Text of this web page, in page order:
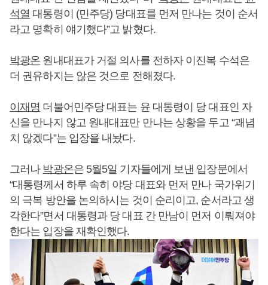
석열 대통령이 (민주당) 당대표를 먼저 만나는 것이 순서
라고 명확히 얘기했다”고 밝혔다.
박광온 원내대표가 거절 의사를 전하자 이진복 수석은
더 권유하지는 않은 것으로 전해졌다.
이재명 더불어민주당 대표는 윤 대통령이 당 대표인 자
신을 만나지 않고 원내대표만 만나는 상황을 두고 “괘념
치 않겠다”는 입장을 내놨다.
그러나 박광온은 5월5일 기자들에게 보낸 입장문에서
“대통령께서 하루 속히 야당 대표와 먼저 만나 국가위기
의 극복 방안을 논의하시는 것이 순리이고, 순서라고 생
각한다”면서 대통령과 당 대표 간 만남이 먼저 이뤄져야
한다는 입장을 재확인했다.